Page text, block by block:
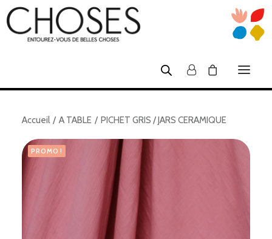
SHOP
NOUS
ATELIERS TUFTING
VENTES PRIVÉES
Accueil A TABLE PICHET GRIS / JARS CERAMIQUE
PROMO !